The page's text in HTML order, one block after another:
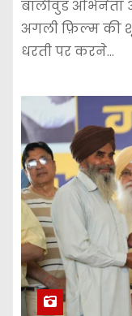
बॉलीवुड अभिनेता
अगली फ़िल्म की
धरती पर करने…